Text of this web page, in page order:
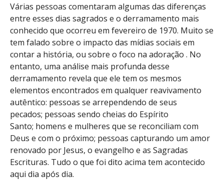
Várias pessoas comentaram algumas das diferenças
entre esses dias sagrados e o derramamento mais
conhecido que ocorreu em fevereiro de 1970. Muito se
tem falado sobre o impacto das mídias sociais em
contar a história, ou sobre o foco na adoração . No
entanto, uma análise mais profunda desse
derramamento revela que ele tem os mesmos
elementos encontrados em qualquer reavivamento
autêntico: pessoas se arrependendo de seus
pecados; pessoas sendo cheias do Espírito
Santo; homens e mulheres que se reconciliam com
Deus e com o próximo; pessoas capturando um amor
renovado por Jesus, o evangelho e as Sagradas
Escrituras. Tudo o que foi dito acima tem acontecido
aqui dia após dia.